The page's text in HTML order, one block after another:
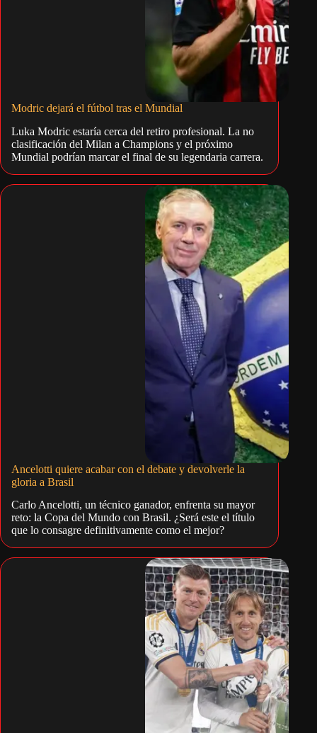
Modric dejará el fútbol tras el Mundial
Luka Modric estaría cerca del retiro profesional. La no
clasificación del Milan a Champions y el próximo
Mundial podrían marcar el final de su legendaria carrera.
Ancelotti quiere acabar con el debate y devolverle la
gloria a Brasil
Carlo Ancelotti, un técnico ganador, enfrenta su mayor
reto: la Copa del Mundo con Brasil. ¿Será este el título
que lo consagre definitivamente como el mejor?